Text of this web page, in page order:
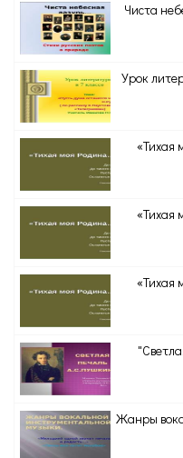
Чиста
Урок
«Тихая
«Тихая
«Тихая
Жанры